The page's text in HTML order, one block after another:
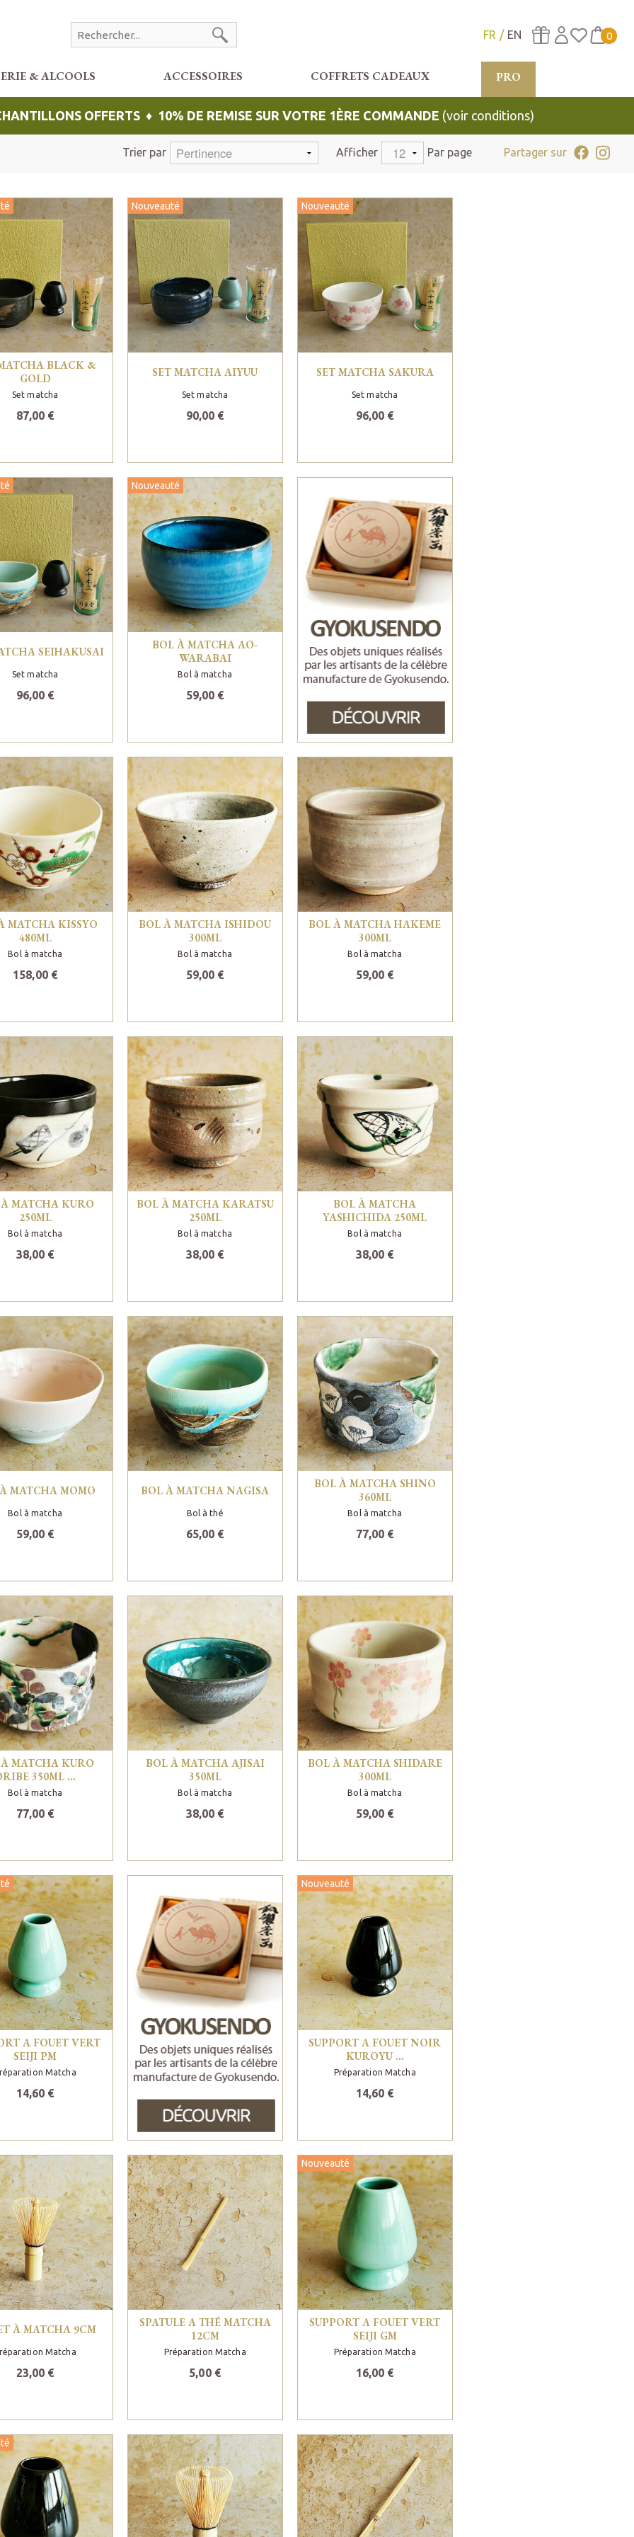
FR EN 0
& ALCOOLS ACCESSOIRES COFFRETS CADEAUX PRO
OFFERTS ♦ 10% DE REMISE SUR VOTRE 1ÈRE COMMANDE (voir conditions)
Trier par Afficher Par page Partager sur
BLACK &
GOLD
Set matcha
87,00 €
Nouveauté
SET MATCHA AIYUU
Set matcha
90,00 €
Nouveauté
SET MATCHA SAKURA
Set matcha
96,00 €
SEIHAKUSAI
Set matcha
96,00 €
Nouveauté
BOL À MATCHA AO-
WARABAI
Bol à matcha
59,00 €
MATCHA KISSYO
480ML
Bol à matcha
158,00 €
BOL À MATCHA ISHIDOU
300ML
Bol à matcha
59,00 €
BOL À MATCHA HAKEME
300ML
Bol à matcha
59,00 €
MATCHA KURO
250ML
Bol à matcha
38,00 €
BOL À MATCHA KARATSU
250ML
Bol à matcha
38,00 €
BOL À MATCHA
YASHICHIDA 250ML
Bol à matcha
38,00 €
MATCHA MOMO
Bol à matcha
59,00 €
BOL À MATCHA NAGISA
Bol à thé
65,00 €
BOL À MATCHA SHINO
360ML
Bol à matcha
77,00 €
MATCHA KURO
350ML …
Bol à matcha
77,00 €
BOL À MATCHA AJISAI
350ML
Bol à matcha
38,00 €
BOL À MATCHA SHIDARE
300ML
Bol à matcha
59,00 €
A FOUET VERT
SEIJI PM
Matcha
14,60 €
Nouveauté
SUPPORT A FOUET NOIR
KUROYU …
Préparation Matcha
14,60 €
À MATCHA 9CM
Matcha
23,00 €
SPATULE A THÉ MATCHA
12CM
Préparation Matcha
5,00 €
Nouveauté
SUPPORT A FOUET VERT
SEIJI GM
Préparation Matcha
16,00 €